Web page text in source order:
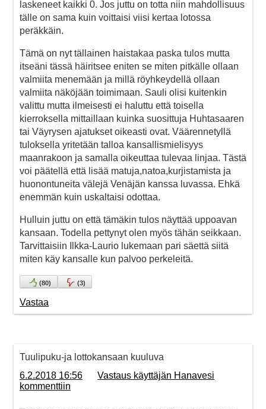
laskeneet kaikki 0. Jos juttu on totta niin mahdollisuus
tälle on sama kuin voittaisi viisi kertaa lotossa
peräkkäin.
Tämä on nyt tällainen haistakaa paska tulos mutta
itseäni tässä häiritsee eniten se miten pitkälle ollaan
valmiita menemään ja millä röyhkeydellä ollaan
valmiita näköjään toimimaan. Sauli olisi kuitenkin
valittu mutta ilmeisesti ei haluttu että toisella
kierroksella mittaillaan kuinka suosittuja Huhtasaaren
tai Väyrysen ajatukset oikeasti ovat. Väärennetyllä
tuloksella yritetään talloa kansallismielisyys
maanrakoon ja samalla oikeuttaa tulevaa linjaa. Tästä
voi päätellä että lisää matuja,natoa,kurjistamista ja
huonontuneita välejä Venäjän kanssa luvassa. Ehkä
enemmän kuin uskaltaisi odottaa.
Hulluin juttu on että tämäkin tulos näyttää uppoavan
kansaan. Todella pettynyt olen myös tähän seikkaan.
Tarvittaisiin Ilkka-Laurio lukemaan pari säettä siitä
miten käy kansalle kun palvoo perkeleitä.
(80) (3)
Vastaa
Tuulipuku-ja lottokansaan kuuluva
6.2.2018 16:56
Vastaus käyttäjän Hanavesi
kommenttiin